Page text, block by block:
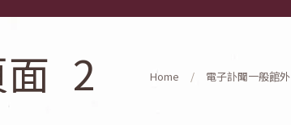
Home 電子訃聞一般館外
_2